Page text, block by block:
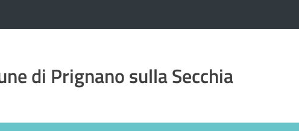
di Prignano sulla Secchia